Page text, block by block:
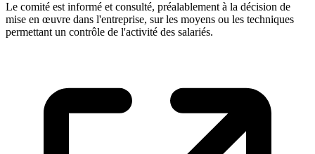
Le comité est informé et consulté, préalablement à la décision de
mise en œuvre dans l'entreprise, sur les moyens ou les techniques
permettant un contrôle de l'activité des salariés.